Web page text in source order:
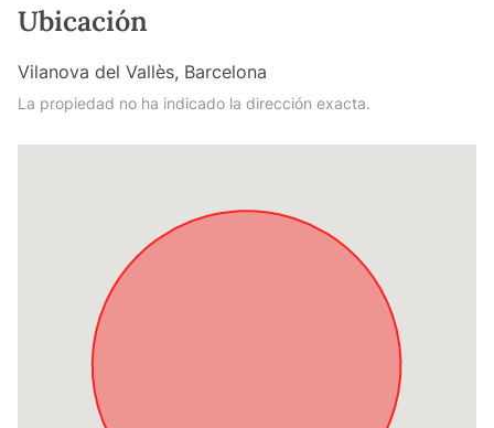
Ubicación
Vilanova del Vallès, Barcelona
La propiedad no ha indicado la dirección exacta.